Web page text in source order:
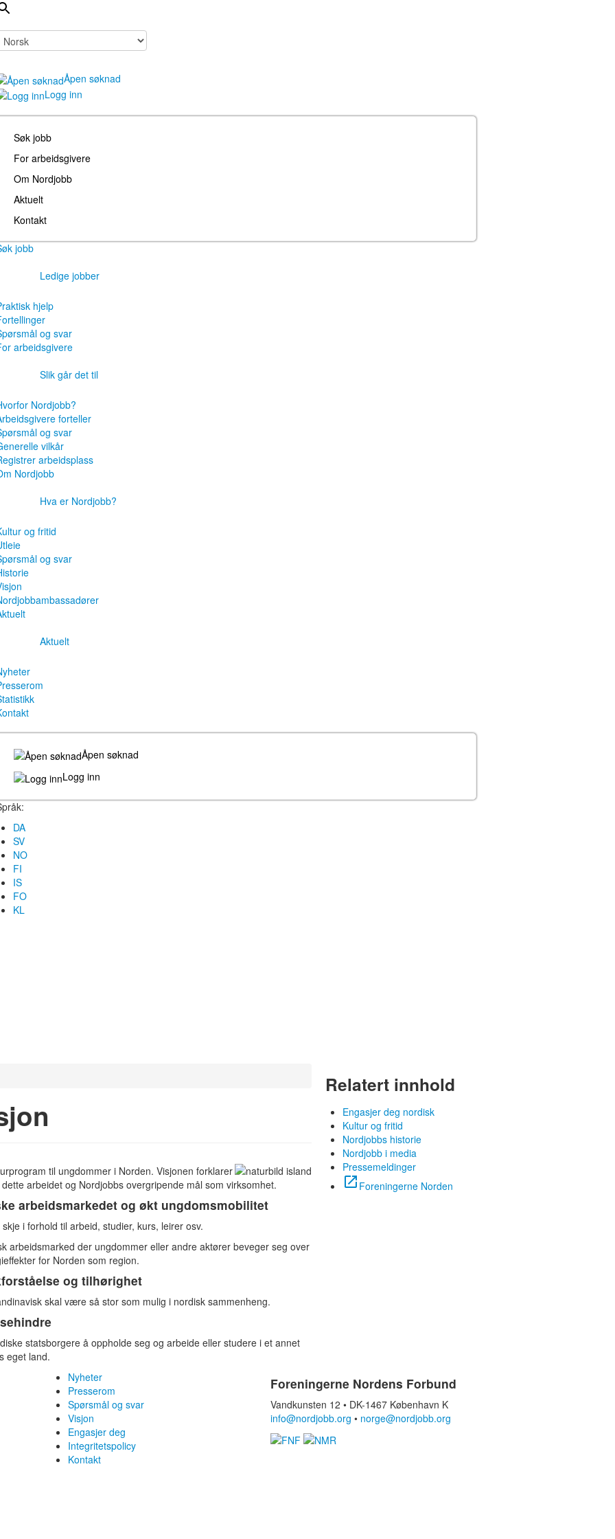
Åpen søknad
Logg inn
Søk jobb
For arbeidsgivere
Om Nordjobb
Aktuelt
Kontakt
jobb
Ledige jobber
hjelp
og svar
arbeidsgivere
Slik går det til
Nordjobb?
forteller
og svar
vilkår
arbeidsplass
Nordjobb
Hva er Nordjobb?
og fritid
og svar
Aktuelt
Åpen søknad
Logg inn
DA
SV
NO
FI
IS
FO
KL
til ungdommer i Norden. Visjonen forklarer
arbeidet og Nordjobbs overgripende mål som virksomhet.
arbeidsmarkedet og økt ungdomsmobilitet
i forhold til arbeid, studier, kurs, leirer osv.
arbeidsmarked der ungdommer eller andre aktører beveger seg over
for Norden som region.
og tilhørighet
skal være så stor som mulig i nordisk sammenheng.
statsborgere å oppholde seg og arbeide eller studere i et annet
eget land.
Relatert innhold
Engasjer deg nordisk
Kultur og fritid
Nordjobbs historie
Nordjobb i media
Pressemeldinger
open_in_new Foreningerne Norden
Nyheter
Presserom
Spørsmål og svar
Visjon
Engasjer deg
Integritetspolicy
Kontakt
Foreningerne Nordens Forbund
Vandkunsten 12 • DK-1467 København K
info@nordjobb.org • norge@nordjobb.org